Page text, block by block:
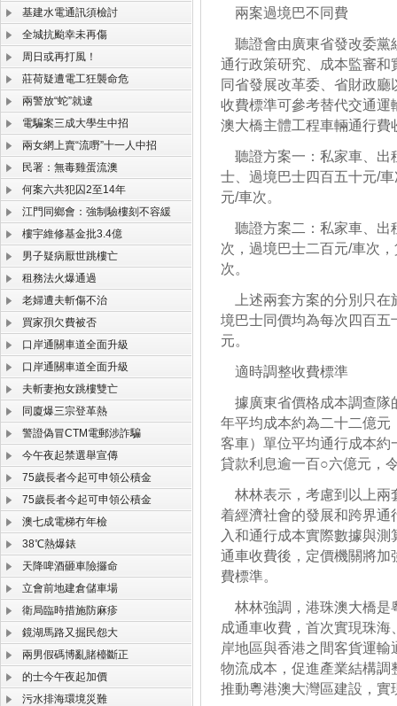
基建水電通訊須檢討
全城抗颱幸未再傷
周日或再打風！
莊荷疑遭電工狂襲命危
兩警放“蛇”就逮
電騙案三成大學生中招
兩女網上賣“流嘢”十一人中招
民署：無毒雞蛋流澳
何案六共犯囚2至14年
江門同鄉會：強制驗樓刻不容緩
樓宇維修基金批3.4億
男子疑病厭世跳樓亡
租務法火爆通過
老婦遭夫斬傷不治
買家孭欠費被否
口岸通關車道全面升級
口岸通關車道全面升級
夫斬妻抱女跳樓雙亡
同廈爆三宗登革熱
警證偽冒CTM電郵涉詐騙
今午夜起禁選舉宣傳
75歲長者今起可申領公積金
75歲長者今起可申領公積金
澳七成電梯冇年檢
38℃熱爆錶
天降啤酒砸車險攞命
立會前地建倉儲車場
衛局臨時措施防麻疹
鏡湖馬路又掘民怨大
兩男假碼博亂賭檯斷正
的士今午夜起加價
污水排海環境災難
兩案過境巴不同費
聽證會由廣東省發改委黨
通行政策研究、成本監審
同省發展改革委、省財政廳
收費標準可參考替代交通運
澳大橋主體工程車輛通行費
聽證方案一：私家車、出
士、過境巴士四百五十元/
元/車次。
聽證方案二：私家車、出
次，過境巴士二百元/車次
次。
上述兩套方案的分別只在
境巴士同價均為每次四百
元。
適時調整收費標準
據廣東省價格成本調查隊
年平均成本約為二十二億
客車）單位平均通行成本
貸款利息逾一百○六億元，
林林表示，考慮到以上兩
着經濟社會的發展和跨界
入和通行成本實際數據與
通車收費後，定價機關將
費標準。
林林強調，港珠澳大橋是
成通車收費，首次實現珠
岸地區與香港之間客貨運
物流成本，促進產業結構
推動粵港澳大灣區建設，實